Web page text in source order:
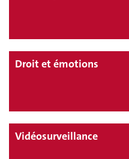
Droit et émotions
Vidéosurveillance